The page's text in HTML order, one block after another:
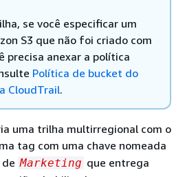
se você especificar um
S3 que não foi criado com
precisa anexar a política
Política de bucket do
CloudTrail.
uma trilha multirregional com o
tag com uma chave nomeada
Marketing que entrega